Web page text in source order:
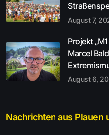
August 7,
Projekt
Marcel
August 6,
Nachrichten aus Plauen